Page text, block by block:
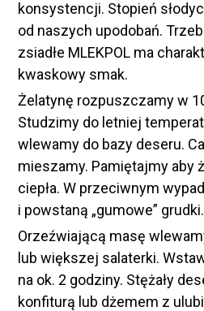
konsystencji. Stopień
od naszych upodobań.
zsiadłe MLEKPOL ma
kwaskowy smak.
Żelatynę rozpuszczamy w
Studzimy do letniej
wlewamy do bazy deseru.
mieszamy. Pamiętajmy aby
ciepła. W przeciwnym
i powstaną „gumowe” grudki.
Orzeźwiającą masę
lub większej salaterki.
na ok. 2 godziny. Stężały
konfiturą lub dżemem z